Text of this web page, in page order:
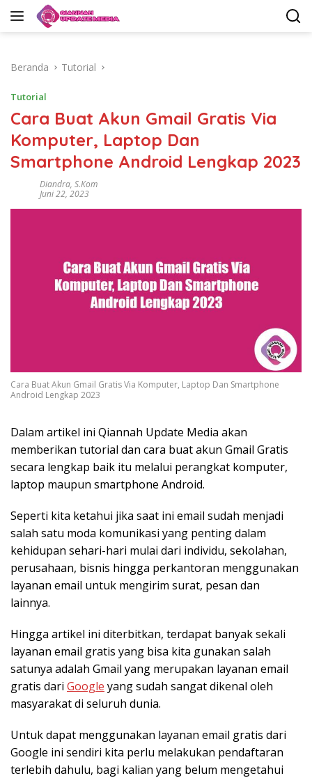
Langsung
Beranda Tutorial
Tutorial
Cara Buat Akun Gmail Gratis Via
Komputer, Laptop Dan
Smartphone Android Lengkap 2023
Diandra, S.Kom
Juni 22, 2023
Cara Buat Akun Gmail Gratis Via Komputer, Laptop Dan Smartphone
Android Lengkap 2023
Dalam artikel ini Qiannah Update Media akan
memberikan tutorial dan cara buat akun Gmail Gratis
secara lengkap baik itu melalui perangkat komputer,
laptop maupun smartphone Android.
Seperti kita ketahui jika saat ini email sudah menjadi
salah satu moda komunikasi yang penting dalam
kehidupan sehari-hari mulai dari individu, sekolahan,
perusahaan, bisnis hingga perkantoran menggunakan
layanan email untuk mengirim surat, pesan dan
lainnya.
Hingga artikel ini diterbitkan, terdapat banyak sekali
layanan email gratis yang bisa kita gunakan salah
satunya adalah Gmail yang merupakan layanan email
gratis dari Google yang sudah sangat dikenal oleh
masyarakat di seluruh dunia.
Untuk dapat menggunakan layanan email gratis dari
Google ini sendiri kita perlu melakukan pendaftaran
terlebih dahulu, bagi kalian yang belum mengetahui